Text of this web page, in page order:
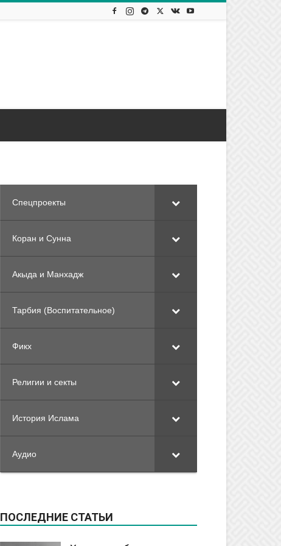
Спецпроекты
Коран и Сунна
Акыда и Манхадж
Тарбия (Воспитательное)
Фикх
Религии и секты
История Ислама
Аудио
ПОСЛЕДНИЕ СТАТЬИ